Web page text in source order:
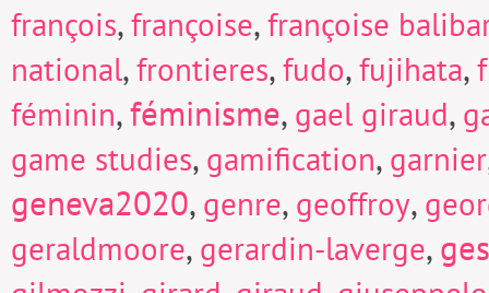
françois,françoise,françoise
national,frontieres,fudo,fujihata,
féminin,féminisme, gael giraud,
game studies, gamification, garnier
geneva2020, genre, geoffroy,
geraldmoore, gerardin-laverge,